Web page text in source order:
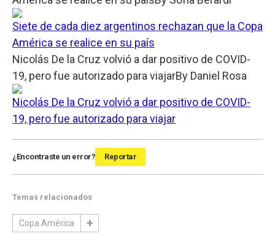
Siete de cada diez argentinos rechazan que la Copa
América se realice en su país
Nicolás De la Cruz volvió a dar positivo de COVID-
19, pero fue autorizado para viajarBy Daniel Rosa
Nicolás De la Cruz volvió a dar positivo de COVID-
19, pero fue autorizado para viajar
¿Encontraste un error? Reportar
Temas relacionados
Copa América